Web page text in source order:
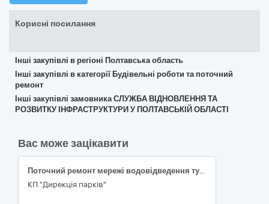
Корисні посилання
Інші закупівлі в регіоні Полтавська область
Інші закупівлі в категорії Будівельні роботи та поточний
ремонт
Інші закупівлі замовника СЛУЖБА ВІДНОВЛЕННЯ ТА
РОЗВИТКУ ІНФРАСТРУКТУРИ У ПОЛТАВСЬКІЙ ОБЛАСТІ
Вас може зацікавити
Поточний ремонт мережі водовідведення туалету полузаглибленого в Дитячому парку по вул. Хрещатик 168 в м.Черкаси (ДК 021:2015 (CPV) - 45230000-8 - Будівництво трубопроводів, ліній зв’язку та електропередач, шосе, доріг, аеродромів і залізничних доріг; вирівнювання поверхонь)
КП "Дирекція парків"